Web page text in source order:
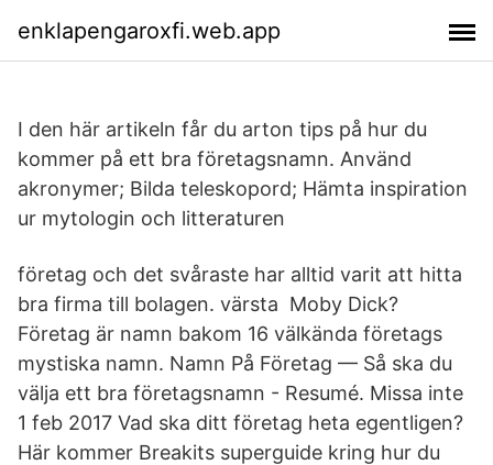
enklapengaroxfi.web.app
I den här artikeln får du arton tips på hur du
kommer på ett bra företagsnamn. Använd
akronymer; Bilda teleskopord; Hämta inspiration
ur mytologin och litteraturen
företag och det svåraste har alltid varit att hitta
bra firma till bolagen. värsta Moby Dick?
Företag är namn bakom 16 välkända företags
mystiska namn. Namn På Företag — Så ska du
välja ett bra företagsnamn - Resumé. Missa inte
1 feb 2017 Vad ska ditt företag heta egentligen?
Här kommer Breakits superguide kring hur du